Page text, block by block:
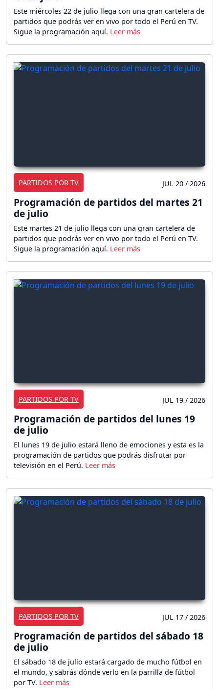
Este miércoles 22 de julio llega con una gran cartelera de
partidos que podrás ver en vivo por todo el Perú en TV.
Sigue la programación aquí.
PARTIDOS POR TV JUL 20 / 2026
Programación de partidos del martes 21
de julio
Este martes 21 de julio llega con una gran cartelera de
partidos que podrás ver en vivo por todo el Perú en TV.
Sigue la programación aquí.
PARTIDOS POR TV JUL 19 / 2026
Programación de partidos del lunes 19
de julio
El lunes 19 de julio estará lleno de emociones y esta es la
programación de partidos que podrás disfrutar por
televisión en el Perú.
PARTIDOS POR TV JUL 17 / 2026
Programación de partidos del sábado 18
de julio
El sábado 18 de julio estará cargado de mucho fútbol en
el mundo, y sabrás dónde verlo en la parrilla de fútbol
por TV.